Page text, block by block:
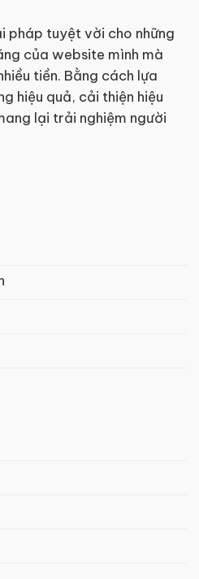
pháp tuyệt vời cho những
của website mình mà
tiền. Bằng cách lựa
hiệu quả, cải thiện hiệu
lại trải nghiệm người